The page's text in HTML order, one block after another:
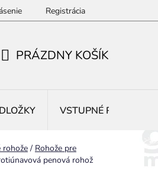
Registrácia
PRÁZDNY KOŠÍK
VSTUPNÉ ROHOŽE
rohože / Rohože pre
penová rohož